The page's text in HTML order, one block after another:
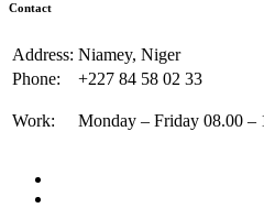
Contact
Address: Niamey, Niger
Phone:
+227 84 58 02 33
Work: Monday – Friday 08.00 –